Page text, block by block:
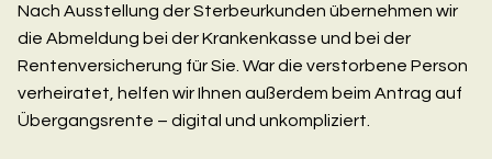
Nach Ausstellung der Sterbeurkunden übernehmen wir
die Abmeldung bei der Krankenkasse und bei der
Rentenversicherung für Sie. War die verstorbene Person
verheiratet, helfen wir Ihnen außerdem beim Antrag auf
Übergangsrente – digital und unkompliziert.